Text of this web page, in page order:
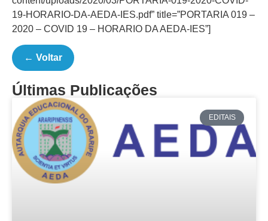
19-HORARIO-DA-AEDA-IES.pdf” title=”PORTARIA 019 –
2020 – COVID 19 – HORARIO DA AEDA-IES”]
← Voltar
Últimas Publicações
EDITAIS